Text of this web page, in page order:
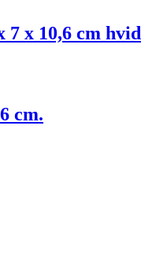
7 x 10,6 cm hvid
cm.